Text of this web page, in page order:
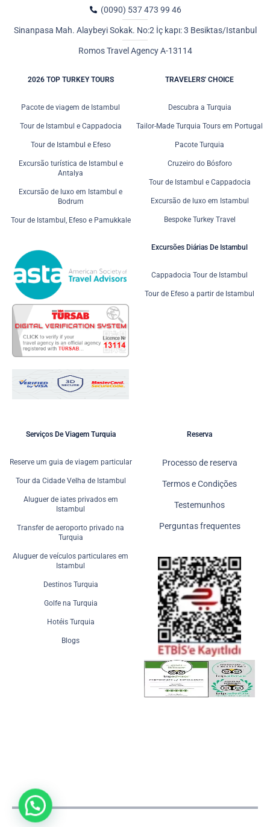
(0090) 537 473 99 46
Sinanpasa Mah. Alaybeyi Sokak. No:2 İç kapı: 3 Besiktas/Istanbul
Romos Travel Agency A-13114
2026 TOP TURKEY TOURS
Pacote de viagem de Istambul
Tour de Istambul e Cappadocia
Tour de Istambul e Efeso
Excursão turística de Istambul e
Antalya
Excursão de luxo em Istambul e
Bodrum
Tour de Istambul, Efeso e Pamukkale
TRAVELERS' CHOICE
Descubra a Turquia
Tailor-Made Turquia Tours em Portugal
Pacote Turquia
Cruzeiro do Bósforo
Tour de Istambul e Cappadocia
Excursão de luxo em Istambul
Bespoke Turkey Travel
Excursões Diárias De Istambul
Cappadocia Tour de Istambul
Tour de Efeso a partir de Istambul
Serviços De Viagem Turquia
Reserve um guia de viagem particular
Tour da Cidade Velha de Istambul
Aluguer de iates privados em
Istambul
Transfer de aeroporto privado na
Turquia
Aluguer de veículos particulares em
Istambul
Destinos Turquia
Golfe na Turquia
Hotéis Turquia
Blogs
Reserva
Processo de reserva
Termos e Condições
Testemunhos
Perguntas frequentes